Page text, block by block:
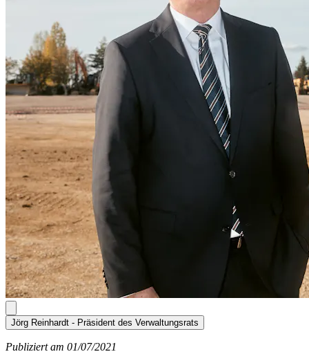
Jörg Reinhardt - Präsident des Verwaltungsrats
Publiziert am 01/07/2021